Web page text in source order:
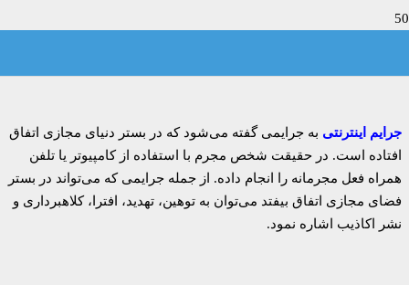
جرایم اینترنتی به جرایمی گفته می‌شود که در بستر دنیای مجازی اتفاق
افتاده است. در حقیقت شخص مجرم با استفاده از کامپیوتر یا تلفن
همراه فعل مجرمانه را انجام داده. از جمله جرایمی که می‌تواند در بستر
فضای مجازی اتفاق بیفتد می‌توان به توهین، تهدید، افترا، کلاهبرداری و
نشر اکاذیب اشاره نمود.